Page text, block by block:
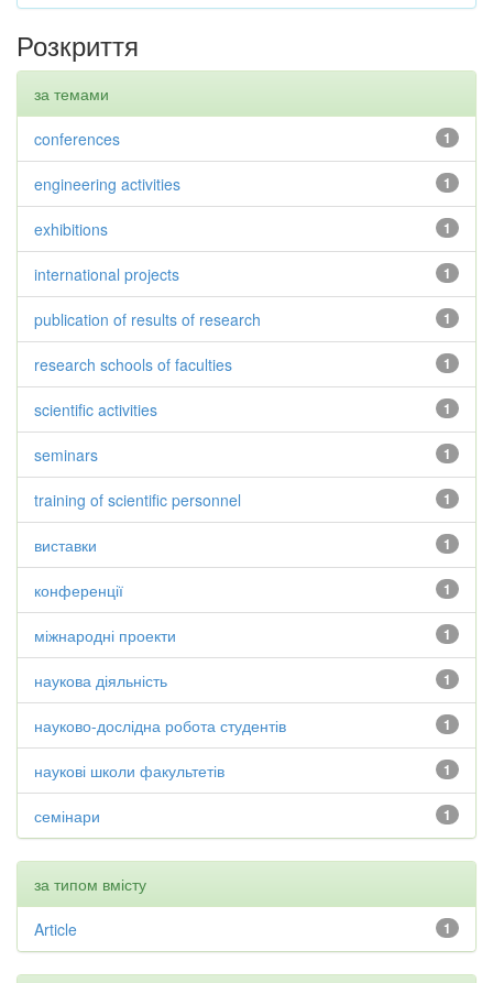
Розкриття
за темами
1
conferences
1
engineering activities
1
exhibitions
1
international projects
1
publication of results of research
1
research schools of faculties
1
scientific activities
1
seminars
1
training of scientific personnel
1
виставки
1
конференції
1
міжнародні проекти
1
наукова діяльність
1
науково-дослідна робота студентів
1
наукові школи факультетів
1
семінари
за типом вмісту
1
Article